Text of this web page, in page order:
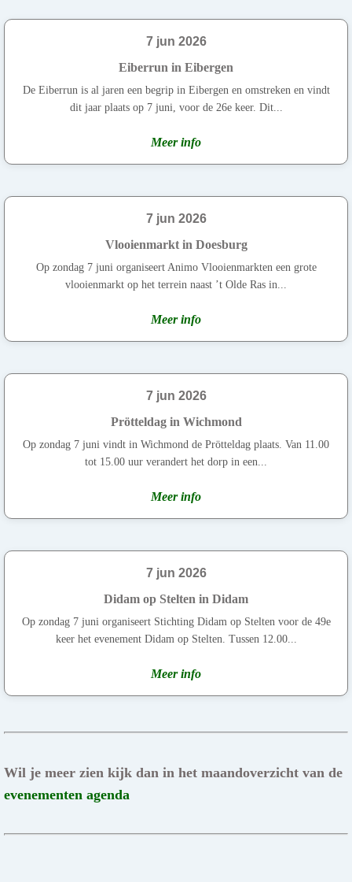
7 jun 2026
Eiberrun in Eibergen
De Eiberrun is al jaren een begrip in Eibergen en omstreken en vindt
dit jaar plaats op 7 juni, voor de 26e keer. Dit...
Meer info
7 jun 2026
Vlooienmarkt in Doesburg
Op zondag 7 juni organiseert Animo Vlooienmarkten een grote
vlooienmarkt op het terrein naast ’t Olde Ras in...
Meer info
7 jun 2026
Prötteldag in Wichmond
Op zondag 7 juni vindt in Wichmond de Prötteldag plaats. Van 11.00
tot 15.00 uur verandert het dorp in een...
Meer info
7 jun 2026
Didam op Stelten in Didam
Op zondag 7 juni organiseert Stichting Didam op Stelten voor de 49e
keer het evenement Didam op Stelten. Tussen 12.00...
Meer info
Wil je meer zien kijk dan in het maandoverzicht van de
evenementen agenda